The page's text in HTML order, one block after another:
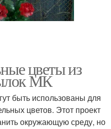
цветы из
МК
быть использованы для
цветов. Этот проект
окружающую среду, но